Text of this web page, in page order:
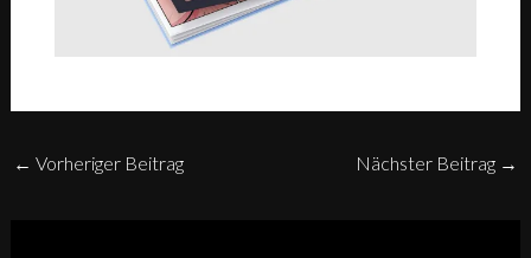
← Vorheriger Beitrag Nächster Beitrag →